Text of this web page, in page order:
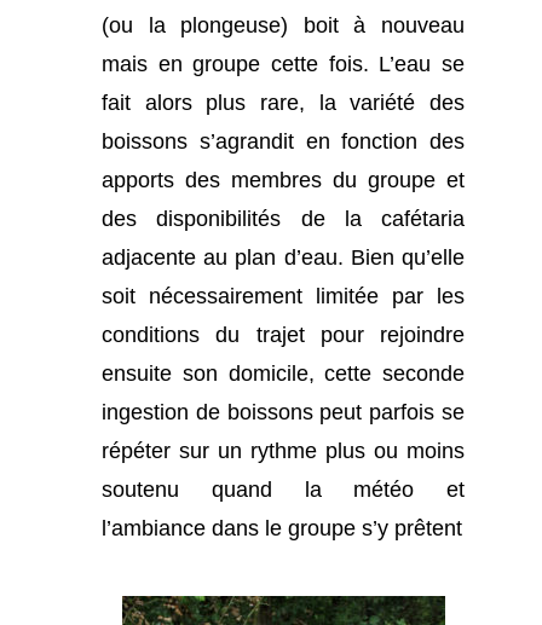
(ou la plongeuse) boit à nouveau
mais en groupe cette fois. L’eau se
fait alors plus rare, la variété des
boissons s’agrandit en fonction des
apports des membres du groupe et
des disponibilités de la cafétaria
adjacente au plan d’eau. Bien qu’elle
soit nécessairement limitée par les
conditions du trajet pour rejoindre
ensuite son domicile, cette seconde
ingestion de boissons peut parfois se
répéter sur un rythme plus ou moins
soutenu quand la météo et
l’ambiance dans le groupe s’y prêtent